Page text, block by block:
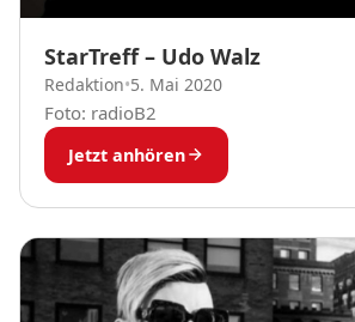
StarTreff – Udo Walz
Redaktion•5. Mai 2020
Foto: radioB2
Jetzt anhören